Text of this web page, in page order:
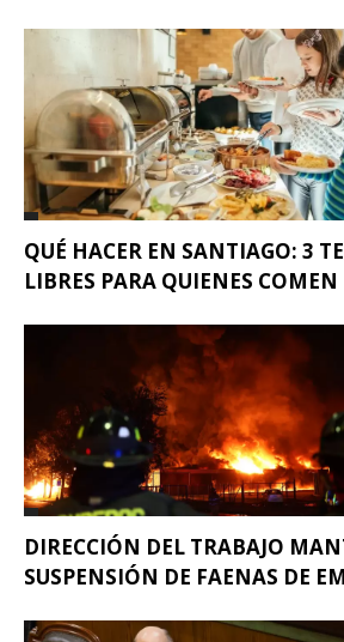
QUÉ HACER EN SANTIAGO: 3
LIBRES PARA QUIENES COMEN
DIRECCIÓN DEL TRABAJO
SUSPENSIÓN DE FAENAS DE